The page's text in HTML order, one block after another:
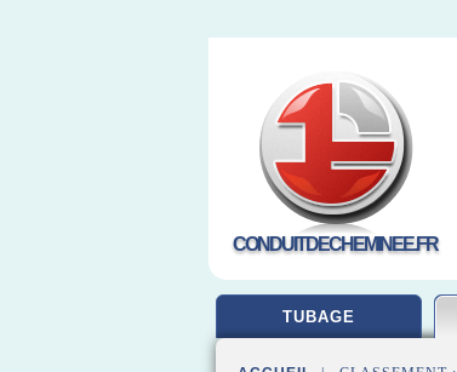
CONDUITDECHEMINEE.FR
TUBAGE